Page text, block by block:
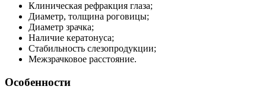
Клиническая рефракция глаза;
Диаметр, толщина роговицы;
Диаметр зрачка;
Наличие кератонуса;
Стабильность слезопродукции;
Межзрачковое расстояние.
Особенности